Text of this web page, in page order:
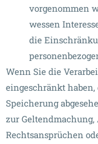
vorgenommen
wessen
die
Wenn Sie die
eingeschränkt
Speicherung
zur
Rechtsansprüchen